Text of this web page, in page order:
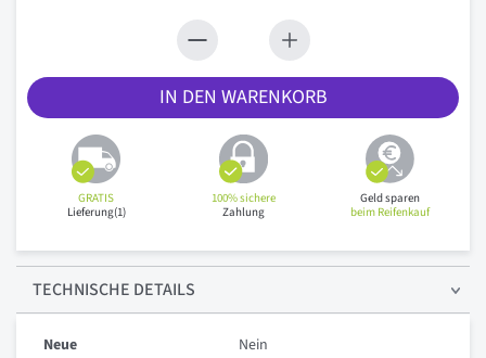
IN DEN WARENKORB
GRATIS
Lieferung(1)
100% sichere
Zahlung
Geld sparen
beim Reifenkauf
TECHNISCHE DETAILS
Neue Nein